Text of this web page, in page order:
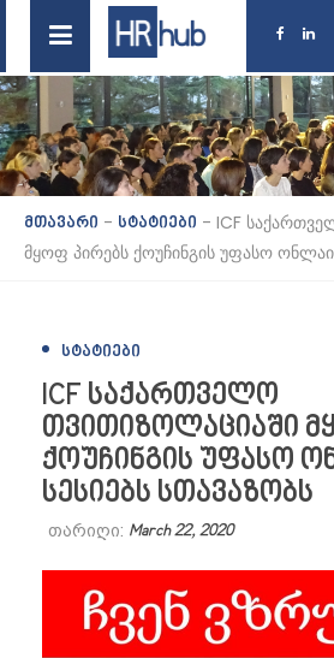
მთავარი - სტატიები - ICF
მყოფ პირებს ქოუჩინგის უფასო
ᲡᲢᲐᲢᲘᲔᲑᲘ
ICF საქართველო
თვითიზოლაციაში
ქოუჩინგის უფასო
სესიებს სთავაზობს
თარიღი: March 22, 2020